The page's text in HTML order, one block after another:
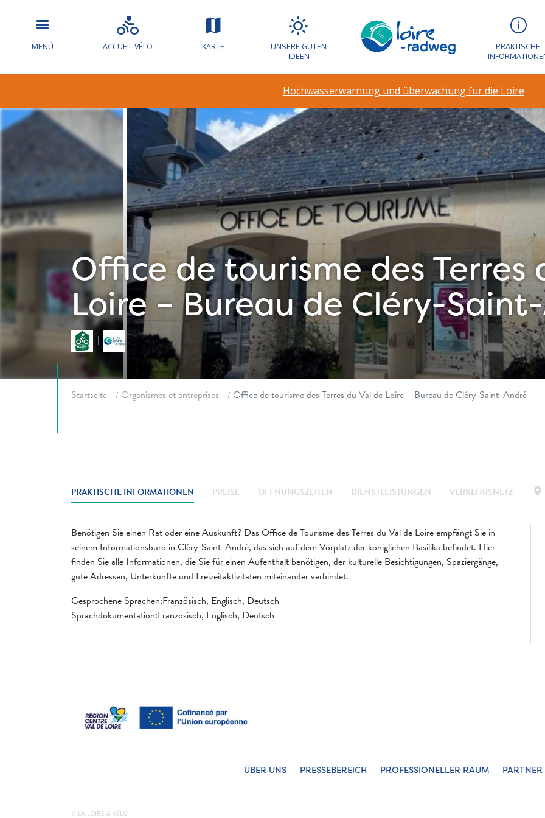
MENÜ ACCUEIL VÉLO KARTE
UNSERE GUTEN
IDEEN
PRAKTISCHE
Hochwasserwarnung und überwachung für die Loire
Office de tourisme des Terres
Loire – Bureau de Cléry-
Startseite Organismes et entreprises Office de tourisme des Terres du Val de Loire – Bureau de Cléry-Saint-André
PRAKTISCHE INFORMATIONEN PREISE ÖFFNUNGSZEITEN DIENSTLEISTUNGEN VERKEHRSNETZ location_on
Benötigen Sie einen Rat oder eine Auskunft? Das Office de Tourisme des Terres du Val de Loire empfängt Sie in
seinem Informationsbüro in Cléry-Saint-André, das sich auf dem Vorplatz der königlichen Basilika befindet. Hier
finden Sie alle Informationen, die Sie für einen Aufenthalt benötigen, der kulturelle Besichtigungen, Spaziergänge,
gute Adressen, Unterkünfte und Freizeitaktivitäten miteinander verbindet.
Gesprochene Sprachen:Französisch, Englisch, Deutsch
Sprachdokumentation:Französisch, Englisch, Deutsch
ÜBER UNS PRESSEBEREICH PROFESSIONELLER RAUM PARTNER
© LA LOIRE À VÉLO